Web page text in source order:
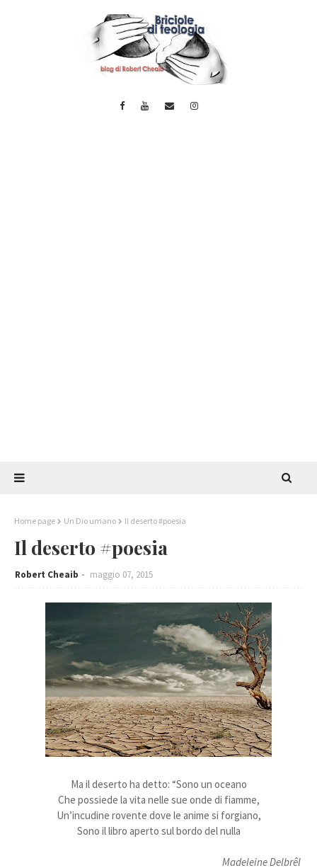
Home page Un Dio umano Il deserto #poesia
Il deserto #poesia
Robert Cheaib maggio 07, 2015
Ma il deserto ha detto: “Sono un oceano
Che possiede la vita nelle sue onde di fiamme,
Un’incudine rovente dove le anime si forgiano,
Sono il libro aperto sul bordo del nulla
Madeleine Delbrêl